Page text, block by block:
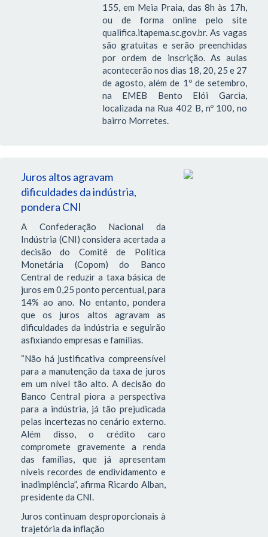
155, em Meia Praia, das 8h às 17h,
ou de forma online pelo site
qualifica.itapema.sc.gov.br. As vagas
são gratuitas e serão preenchidas
por ordem de inscrição. As aulas
acontecerão nos dias 18, 20, 25 e 27
de agosto, além de 1º de setembro,
na EMEB Bento Elói Garcia,
localizada na Rua 402 B, nº 100, no
bairro Morretes.
Juros altos agravam
dificuldades da indústria,
pondera CNI
A Confederação Nacional da
Indústria (CNI) considera acertada a
decisão do Comitê de Política
Monetária (Copom) do Banco
Central de reduzir a taxa básica de
juros em 0,25 ponto percentual, para
14% ao ano. No entanto, pondera
que os juros altos agravam as
dificuldades da indústria e seguirão
asfixiando empresas e famílias.
“Não há justificativa compreensível
para a manutenção da taxa de juros
em um nível tão alto. A decisão do
Banco Central piora a perspectiva
para a indústria, já tão prejudicada
pelas incertezas no cenário externo.
Além disso, o crédito caro
compromete gravemente a renda
das famílias, que já apresentam
níveis recordes de endividamento e
inadimplência”, afirma Ricardo Alban,
presidente da CNI.
Juros continuam desproporcionais à
trajetória da inflação